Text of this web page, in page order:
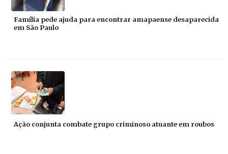
Família pede ajuda para encontrar amapaense desaparecida
em São Paulo
Ação conjunta combate grupo criminoso atuante em roubos